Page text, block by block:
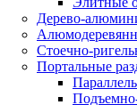
Дерево-
Стоечно-
Портальные